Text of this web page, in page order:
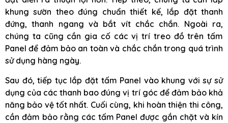
khung sườn theo đúng chuẩn thiết kế, lắp đặt thanh
đứng, thanh ngang và bắt vít chắc chắn. Ngoài ra,
chúng ta cũng cần gia cố các vị trí treo đồ trên tấm
Panel để đảm bảo an toàn và chắc chắn trong quá trình
sử dụng hàng ngày.
Sau đó, tiếp tục lắp đặt tấm Panel vào khung với sự sử
dụng của các thanh bao đúng vị trí góc để đảm bảo khả
năng bảo vệ tốt nhất. Cuối cùng, khi hoàn thiện thi công,
cần đảm bảo rằng các tấm Panel được gắn chặt và kín